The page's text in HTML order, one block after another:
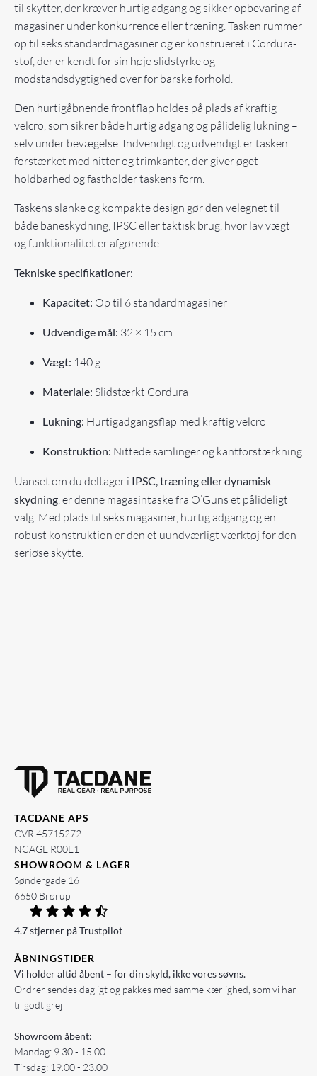
til skytter, der kræver hurtig adgang og sikker opbevaring af
magasiner under konkurrence eller træning. Tasken rummer
op til seks standardmagasiner og er konstrueret i Cordura-
stof, der er kendt for sin høje slidstyrke og
modstandsdygtighed over for barske forhold.
Den hurtigåbnende frontflap holdes på plads af kraftig
velcro, som sikrer både hurtig adgang og pålidelig lukning –
selv under bevægelse. Indvendigt og udvendigt er tasken
forstærket med nitter og trimkanter, der giver øget
holdbarhed og fastholder taskens form.
Taskens slanke og kompakte design gør den velegnet til
både baneskydning, IPSC eller taktisk brug, hvor lav vægt
og funktionalitet er afgørende.
Tekniske specifikationer:
Kapacitet: Op til 6 standardmagasiner
Udvendige mål: 32 × 15 cm
Vægt: 140 g
Materiale: Slidstærkt Cordura
Lukning: Hurtigadgangsflap med kraftig velcro
Konstruktion: Nittede samlinger og kantforstærkning
Uanset om du deltager i IPSC, træning eller dynamisk
skydning, er denne magasintaske fra O’Guns et pålideligt
valg. Med plads til seks magasiner, hurtig adgang og en
robust konstruktion er den et uundværligt værktøj for den
seriøse skytte.
TACDANE APS
CVR 45715272
NCAGE R00E1
SHOWROOM & LAGER
Søndergade 16
6650 Brørup
4.7 stjerner på Trustpilot
ÅBNINGSTIDER
Vi holder altid åbent – for din skyld, ikke vores søvns.
Ordrer sendes dagligt og pakkes med samme kærlighed, som vi har
til godt grej
Showroom åbent:
Mandag: 9.30 - 15.00
Tirsdag: 19.00 - 23.00